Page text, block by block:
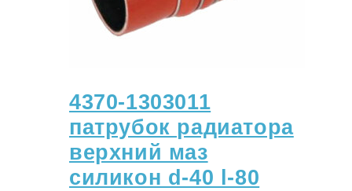
4370-1303011
патрубок радиатора
верхний маз
силикон d-40 l-80